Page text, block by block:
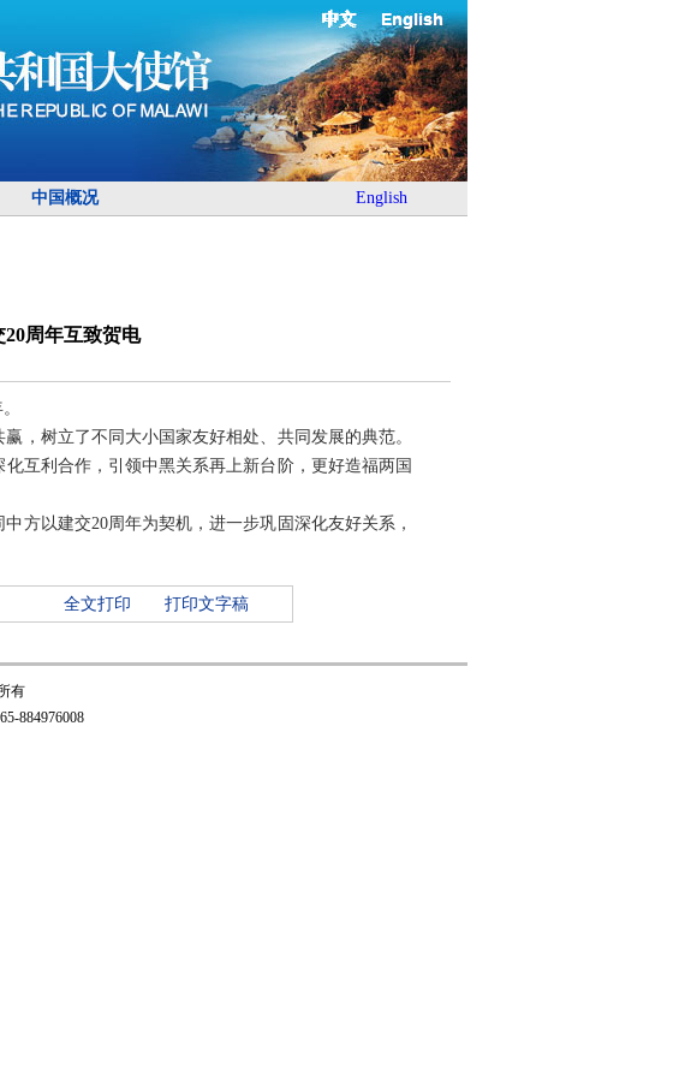
English
中文
中国概况 English
周年互致贺电
，树立了不同大小国家友好相处、共同发展的典范。
互利合作，引领中黑关系再上新台阶，更好造福两国
方以建交20周年为契机，进一步巩固深化友好关系，
全文打印 打印文字稿
有
884976008